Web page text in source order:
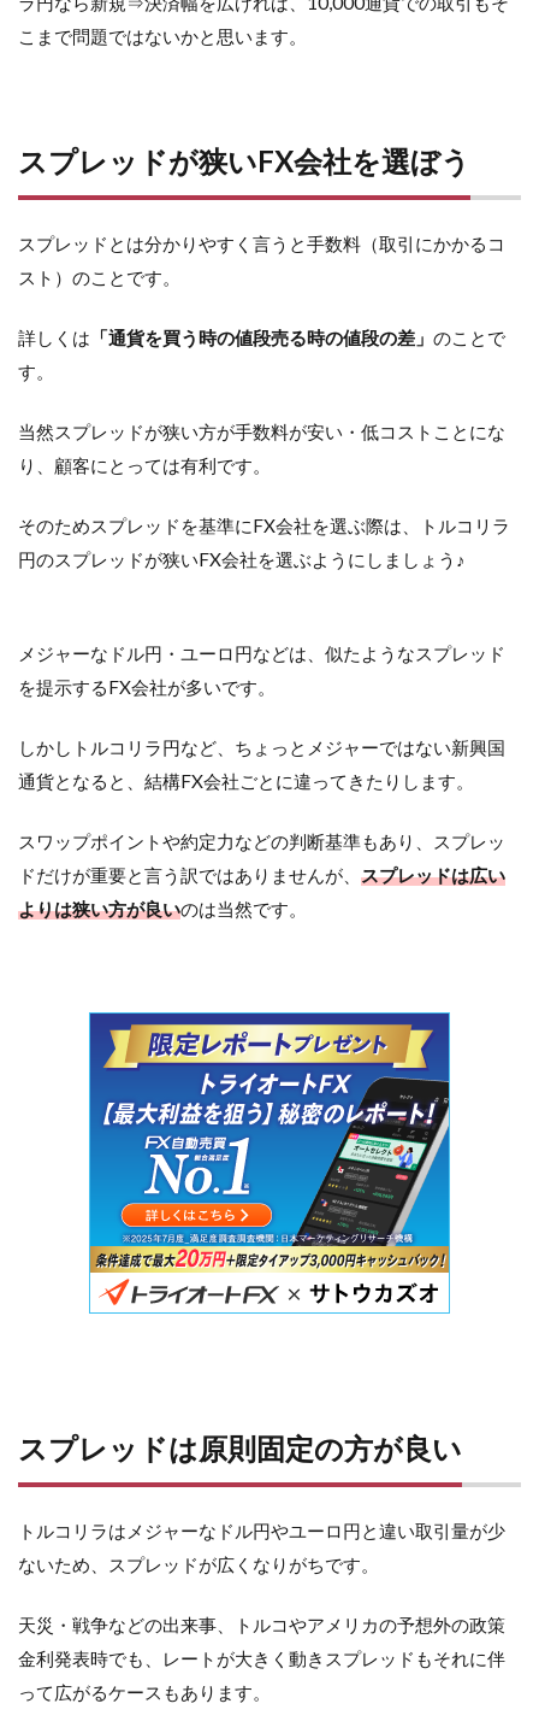
こまで問題ではないかと思います。
スプレッドが狭いFX会社を選ぼう
スプレッドとは分かりやすく言うと手数料（取引にかかるコ
スト）のことです。
詳しくは 「通貨を買う時の値段売る時の値段の差」 のことで
す。
当然スプレッドが狭い方が手数料が安い・低コストことにな
り、顧客にとっては有利です。
そのためスプレッドを基準にFX会社を選ぶ際は、トルコリラ
円のスプレッドが狭いFX会社を選ぶようにしましょう♪
メジャーなドル円・ユーロ円などは、似たようなスプレッド
を提示するFX会社が多いです。
しかしトルコリラ円など、ちょっとメジャーではない新興国
通貨となると、結構FX会社ごとに違ってきたりします。
スワップポイントや約定力などの判断基準もあり、スプレッ
ドだけが重要と言う訳ではありませんが、 スプレッドは広い
よりは狭い方が良いのは当然です。
スプレッドは原則固定の方が良い
トルコリラはメジャーなドル円やユーロ円と違い取引量が少
ないため、スプレッドが広くなりがちです。
天災・戦争などの出来事、トルコやアメリカの予想外の政策
金利発表時でも、レートが大きく動きスプレッドもそれに伴
って広がるケースもあります。